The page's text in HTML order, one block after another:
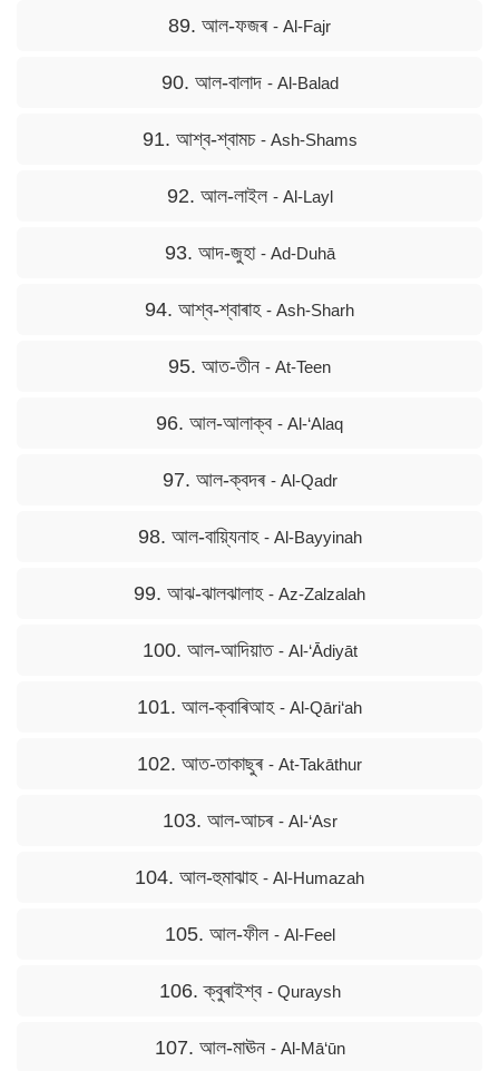
89. আল-ফজৰ - Al-Fajr
90. আল-বালাদ - Al-Balad
91. আশ্ব-শ্বামচ - Ash-Shams
92. আল-লাইল - Al-Layl
93. আদ-জুহা - Ad-Duhā
94. আশ্ব-শ্বাৰাহ - Ash-Sharh
95. আত-তীন - At-Teen
96. আল-আলাক্ব - Al-‘Alaq
97. আল-ক্বদৰ - Al-Qadr
98. আল-বায়্যিনাহ - Al-Bayyinah
99. আঝ-ঝালঝালাহ - Az-Zalzalah
100. আল-আদিয়াত - Al-‘Ādiyāt
101. আল-ক্বাৰিআহ - Al-Qāri‘ah
102. আত-তাকাছুৰ - At-Takāthur
103. আল-আচৰ - Al-‘Asr
104. আল-হুমাঝাহ - Al-Humazah
105. আল-ফীল - Al-Feel
106. ক্বুৰাইশ্ব - Quraysh
107. আল-মাঊন - Al-Mā‘ūn